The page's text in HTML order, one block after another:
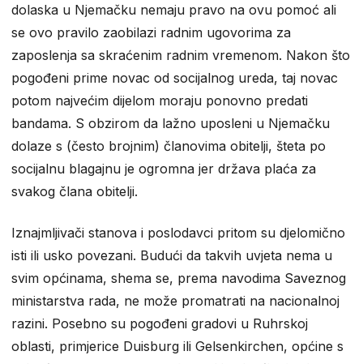
dolaska u Njemačku nemaju pravo na ovu pomoć ali
se ovo pravilo zaobilazi radnim ugovorima za
zaposlenja sa skraćenim radnim vremenom. Nakon što
pogođeni prime novac od socijalnog ureda, taj novac
potom najvećim dijelom moraju ponovno predati
bandama. S obzirom da lažno uposleni u Njemačku
dolaze s (često brojnim) članovima obitelji, šteta po
socijalnu blagajnu je ogromna jer država plaća za
svakog člana obitelji.
Iznajmljivači stanova i poslodavci pritom su djelomično
isti ili usko povezani. Budući da takvih uvjeta nema u
svim općinama, shema se, prema navodima Saveznog
ministarstva rada, ne može promatrati na nacionalnoj
razini. Posebno su pogođeni gradovi u Ruhrskoj
oblasti, primjerice Duisburg ili Gelsenkirchen, općine s